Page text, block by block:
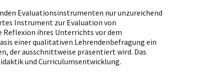
Evaluationsinstrumenten nur unzureichend
Instrument zur Evaluation von
ihres Unterrichts vor dem
einer qualitativen Lehrendenbefragung ein
der ausschnittweise präsentiert wird. Das
und Curriculumsentwicklung.